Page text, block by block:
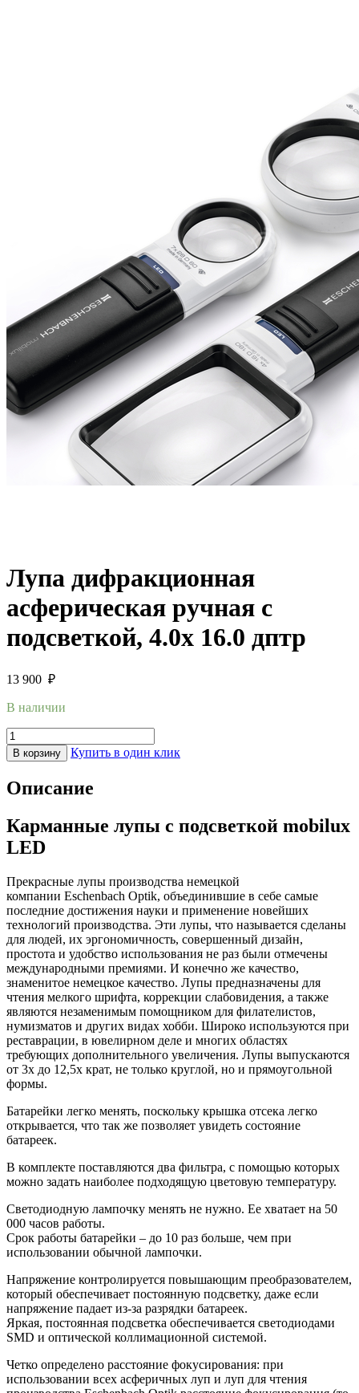
Лупа дифракционная
асферическая ручная с
подсветкой, 4.0х 16.0 дптр
13 900 ₽
В наличии
В корзину Купить в один клик
Описание
Карманные лупы с подсветкой mobilux
LED
Прекрасные лупы производства немецкой
компании Eschenbach Optik, объединившие в себе самые
последние достижения науки и применение новейших
технологий производства. Эти лупы, что называется сделаны
для людей, их эргономичность, совершенный дизайн,
простота и удобство использования не раз были отмечены
международными премиями. И конечно же качество,
знаменитое немецкое качество. Лупы предназначены для
чтения мелкого шрифта, коррекции слабовидения, а также
являются незаменимым помощником для филателистов,
нумизматов и других видах хобби. Широко используются при
реставрации, в ювелирном деле и многих областях
требующих дополнительного увеличения. Лупы выпускаются
от 3х до 12,5х крат, не только круглой, но и прямоугольной
формы.
Батарейки легко менять, поскольку крышка отсека легко
открывается, что так же позволяет увидеть состояние
батареек.
В комплекте поставляются два фильтра, с помощью которых
можно задать наиболее подходящую цветовую температуру.
Светодиодную лампочку менять не нужно. Ее хватает на 50
000 часов работы.
Срок работы батарейки – до 10 раз больше, чем при
использовании обычной лампочки.
Напряжение контролируется повышающим преобразователем,
который обеспечивает постоянную подсветку, даже если
напряжение падает из-за разрядки батареек.
Яркая, постоянная подсветка обеспечивается светодиодами
SMD и оптической коллимационной системой.
Четко определено расстояние фокусирования: при
использовании всех асферичных луп и луп для чтения